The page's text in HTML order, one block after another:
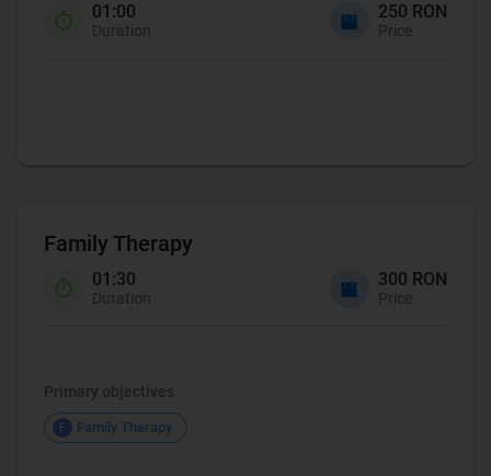
01:00
Duration
250 RON
Price
Family Therapy
01:30
Duration
300 RON
Price
Primary objectives
F Family Therapy